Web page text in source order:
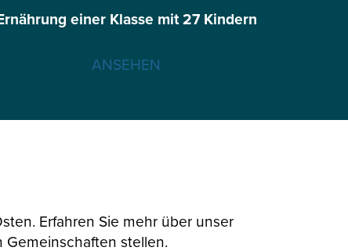
einer Klasse mit 27 Kindern
ANSEHEN
Erfahren Sie mehr über unser
stellen.